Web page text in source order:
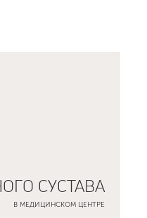
СУСТАВА
В МЕДИЦИНСКОМ ЦЕНТРЕ